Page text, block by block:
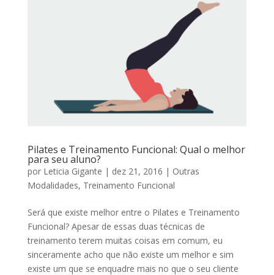
Pilates e Treinamento Funcional: Qual o melhor
para seu aluno?
por Leticia Gigante | dez 21, 2016 | Outras
Modalidades, Treinamento Funcional
Será que existe melhor entre o Pilates e Treinamento
Funcional? Apesar de essas duas técnicas de
treinamento terem muitas coisas em comum, eu
sinceramente acho que não existe um melhor e sim
existe um que se enquadre mais no que o seu cliente